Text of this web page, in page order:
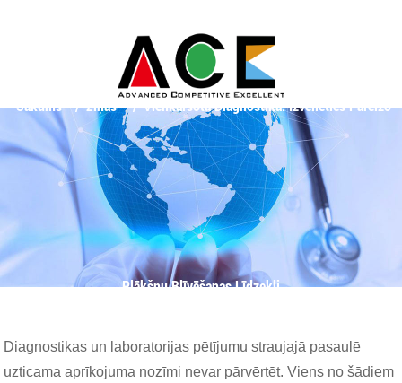
Sākums Ziņas Vienkāršota Diagnostika: Izvēlieties Pareizo
Plākšņu Blīvēšanas Līdzekli
Diagnostikas un laboratorijas pētījumu straujajā pasaulē
uzticama aprīkojuma nozīmi nevar pārvērtēt. Viens no šādiem